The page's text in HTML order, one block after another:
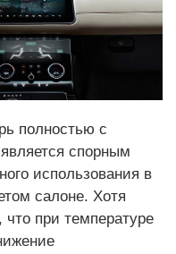
полностью с
спорным
использования в
салоне. Хотя
при температуре